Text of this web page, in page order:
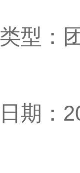
型：
日期